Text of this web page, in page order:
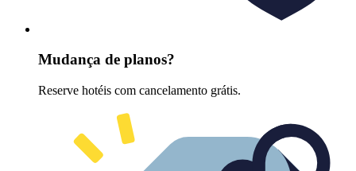
Mudança de planos?
Reserve hotéis com cancelamento grátis.